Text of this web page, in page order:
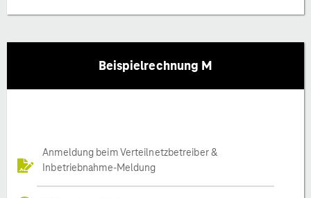
Beispielrechnung M
Anmeldung beim Verteilnetzbetreiber &
Inbetriebnahme-Meldung